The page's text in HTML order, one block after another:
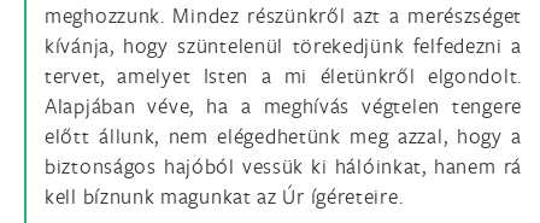
meghozzunk. Mindez részünkről azt a merészséget
kívánja, hogy szüntelenül törekedjünk felfedezni a
tervet, amelyet Isten a mi életünkről elgondolt.
Alapjában véve, ha a meghívás végtelen tengere
előtt állunk, nem elégedhetünk meg azzal, hogy a
biztonságos hajóból vessük ki hálóinkat, hanem rá
kell bíznunk magunkat az Úr ígéreteire.